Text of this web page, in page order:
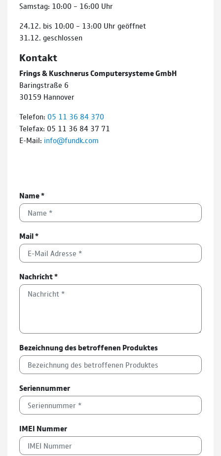
Samstag: 10:00 – 16:00 Uhr
24.12. bis 10:00 – 13:00 Uhr geöffnet
31.12. geschlossen
Kontakt
Frings & Kuschnerus Computersysteme GmbH
Baringstraße 6
30159 Hannover
Telefon: 05 11 36 84 370
Telefax: 05 11 36 84 37 71
E-Mail: info@fundk.com
Name*
Mail*
Nachricht*
Bezeichnung des betroffenen Produktes
Seriennummer
IMEI Nummer